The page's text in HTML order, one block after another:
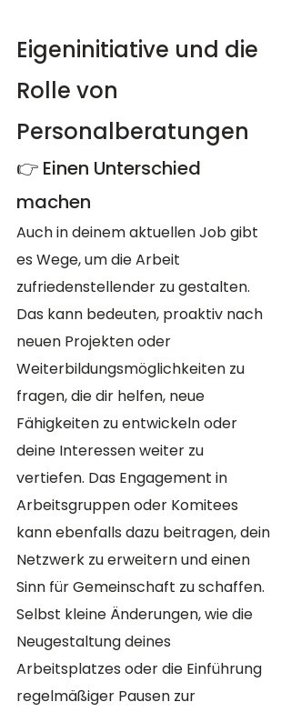
Eigeninitiative und die
Rolle von
Personalberatungen
👉 Einen Unterschied
machen
Auch in deinem aktuellen Job gibt
es Wege, um die Arbeit
zufriedenstellender zu gestalten.
Das kann bedeuten, proaktiv nach
neuen Projekten oder
Weiterbildungsmöglichkeiten zu
fragen, die dir helfen, neue
Fähigkeiten zu entwickeln oder
deine Interessen weiter zu
vertiefen. Das Engagement in
Arbeitsgruppen oder Komitees
kann ebenfalls dazu beitragen, dein
Netzwerk zu erweitern und einen
Sinn für Gemeinschaft zu schaffen.
Selbst kleine Änderungen, wie die
Neugestaltung deines
Arbeitsplatzes oder die Einführung
regelmäßiger Pausen zur